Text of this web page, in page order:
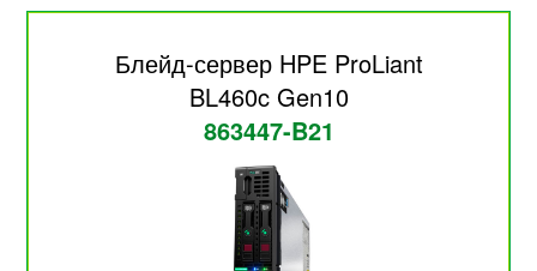
Блейд-сервер HPE ProLiant
BL460c Gen10
863447-B21